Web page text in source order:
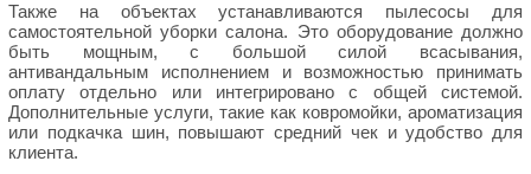
Также на объектах устанавливаются пылесосы для
самостоятельной уборки салона. Это оборудование должно
быть мощным, с большой силой всасывания,
антивандальным исполнением и возможностью принимать
оплату отдельно или интегрировано с общей системой.
Дополнительные услуги, такие как ковромойки, ароматизация
или подкачка шин, повышают средний чек и удобство для
клиента.